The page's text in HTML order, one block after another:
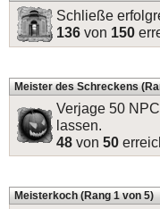
Schließe
136 von 150
Meister des Schreckens
Verjage 50
lassen.
48 von 50
Meisterkoch (Rang 1 von 5)